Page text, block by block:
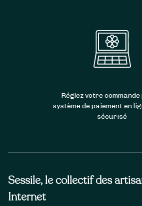
Sessile, le collectif des
Internet
Réglez votre
système de paiement en
sécurisé